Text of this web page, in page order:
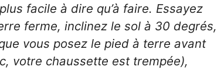
facile à dire qu’à faire. Essayez
ferme, inclinez le sol à 30 degrés,
vous posez le pied à terre avant
votre chaussette est trempée),